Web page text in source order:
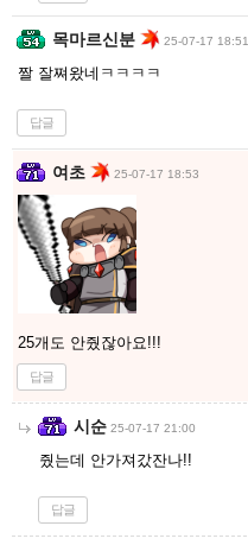
목마르신분 25-07-17 18:51
짤 잘쪄왔네ㅋㅋㅋㅋ
답글
여초 25-07-17 18:53
25개도 안줬잖아요!!!
답글
시순 25-07-17 21:00
줬는데 안가져갔잔나!!
답글